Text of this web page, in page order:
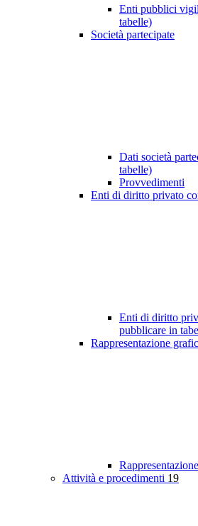
Enti pubblici
tabelle)
Società partecipate
Dati società
tabelle)
Provvedimenti
Enti di diritto privato
Enti di diritto
pubblicare in
Rappresentazione
Attività e procedimenti 19